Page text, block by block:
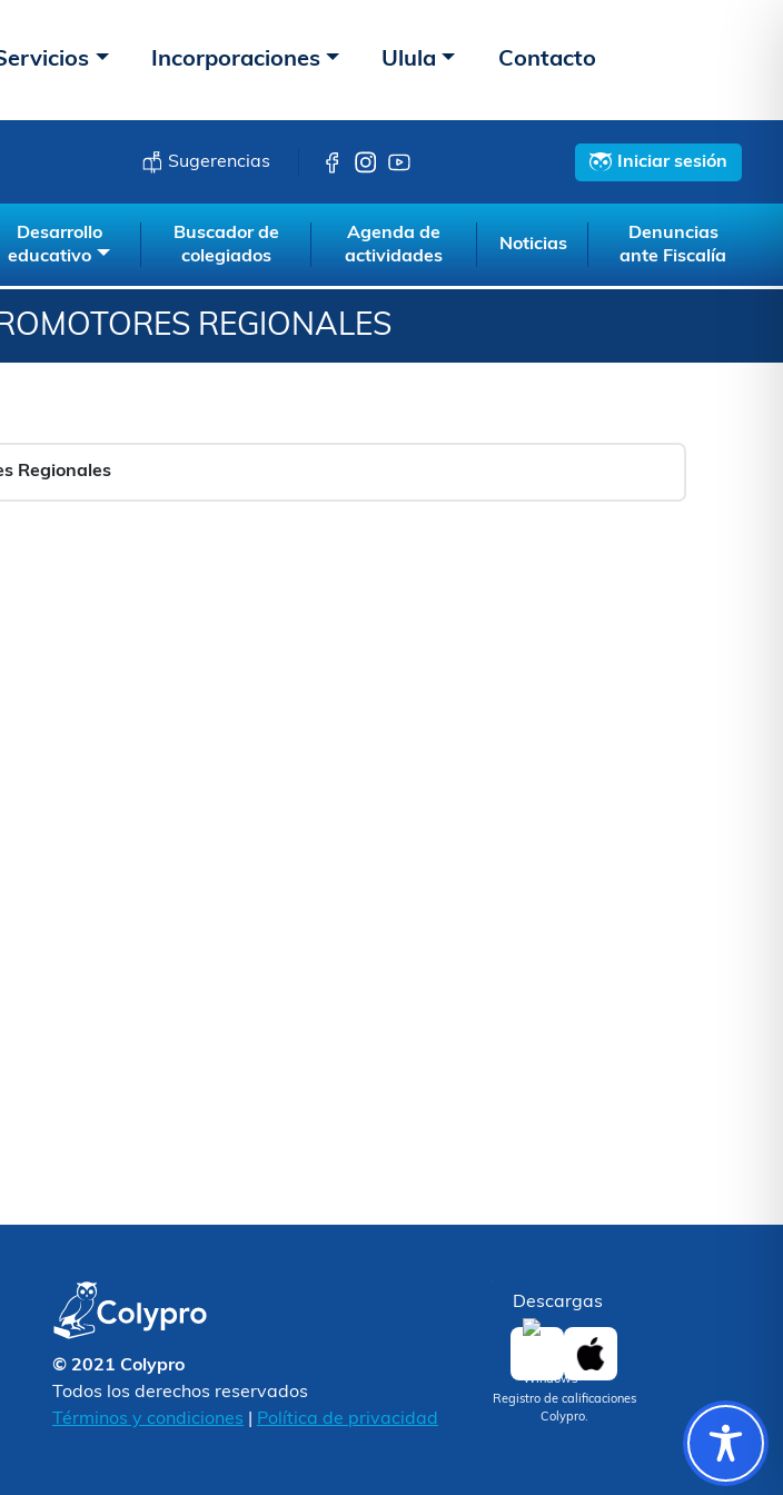
Incorporaciones Ulula Contacto
Sugerencias Iniciar sesión
Desarrollo
educativo
Buscador de
colegiados
Agenda de
actividades
Noticias
Denuncias
ante Fiscalía
REGIONALES
Regionales
© 2021 Colypro
Todos los derechos reservados
Términos y condiciones
Política de privacidad
Descargas
Registro de calificaciones
Colypro.